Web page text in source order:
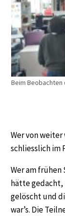
Beim
Wer von
schliesslich im
Wer am
hätte gedacht,
gelöscht und
war’s. Die